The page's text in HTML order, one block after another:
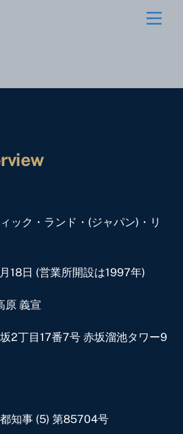
ック・ランド・(ジャパン)・リ
18日 (営業所開設は1997年)
原 義宣
2丁目17番7号 赤坂溜池タワー9
知事 (5) 第85704号